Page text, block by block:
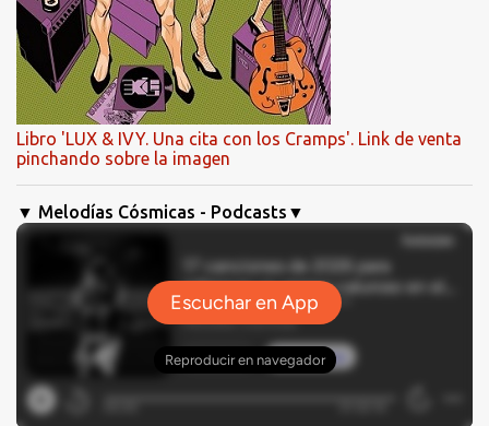
Libro 'LUX & IVY. Una cita con los Cramps'. Link de venta
pinchando sobre la imagen
▼ Melodías Cósmicas - Podcasts▼